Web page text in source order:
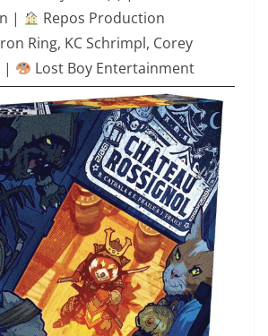
|
Repos Production
Ring, KC Schrimpl, Corey
| Lost Boy Entertainment